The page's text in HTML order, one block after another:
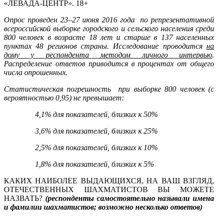
«ЛЕВАДА-ЦЕНТР». 18+
Опрос проведен 23–27 июня 2016 года по репрезентативной
всероссийской выборке городского и сельского населения среди
800 человек в возрасте 18 лет и старше в 137 населенных
пунктах 48 регионов страны. Исследование проводится на
дому у респондента методом личного интервью.
Распределение ответов приводится в процентах от общего
числа опрошенных.
Статистическая погрешность при выборке 800 человек (с
вероятностью 0,95) не превышает:
4,1% для показателей, близких к 50%
3,6% для показателей, близких к 25%
2,5% для показателей, близких к 10%
1,8% для показателей, близких к 5%
КАКИХ НАИБОЛЕЕ ВЫДАЮЩИХСЯ, НА ВАШ ВЗГЛЯД,
ОТЕЧЕСТВЕННЫХ ШАХМАТИСТОВ ВЫ МОЖЕТЕ
НАЗВАТЬ? (респонденты самостоятельно называли имена
и фамилии шахматистов; возможно несколько ответов)